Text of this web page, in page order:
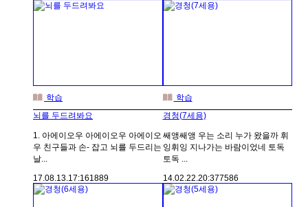
학습
뇌를 두드려봐요
1. 아에이오우 아에이오우 아에이오
우 친구들과 손- 잡고 뇌를 두드리는
날...
17.08.13. 17:161889
학습
경청(7세용)
쌔앵쌔앵 우는 소리 누가 왔을까 휘
잉휘잉 지나가는 바람이었네 토독
토독 ...
14.02.22. 20:377586